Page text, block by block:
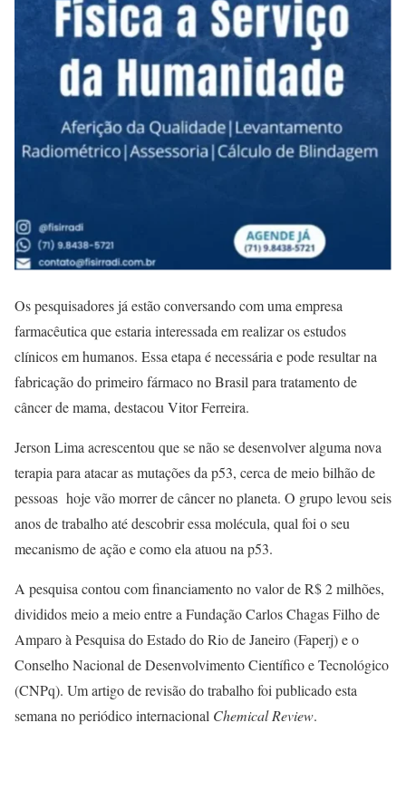
Os pesquisadores já estão conversando com uma empresa
farmacêutica que estaria interessada em realizar os estudos
clínicos em humanos. Essa etapa é necessária e pode resultar na
fabricação do primeiro fármaco no Brasil para tratamento de
câncer de mama, destacou Vitor Ferreira.
Jerson Lima acrescentou que se não se desenvolver alguma nova
terapia para atacar as mutações da p53, cerca de meio bilhão de
pessoas hoje vão morrer de câncer no planeta. O grupo levou seis
anos de trabalho até descobrir essa molécula, qual foi o seu
mecanismo de ação e como ela atuou na p53.
A pesquisa contou com financiamento no valor de R$ 2 milhões,
divididos meio a meio entre a Fundação Carlos Chagas Filho de
Amparo à Pesquisa do Estado do Rio de Janeiro (Faperj) e o
Conselho Nacional de Desenvolvimento Científico e Tecnológico
(CNPq). Um artigo de revisão do trabalho foi publicado esta
semana no periódico internacional Chemical Review.